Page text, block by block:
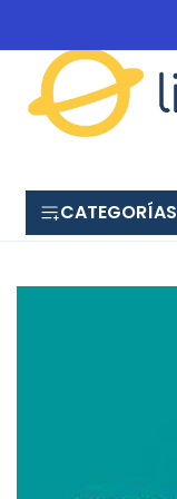
CATEGORÍAS